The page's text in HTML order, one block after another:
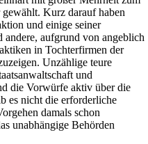
Kurz darauf haben
und einige seiner
andere, aufgrund von angeblich
in Tochterfirmen der
Unzählige teure
und
die Vorwürfe aktiv über die
es nicht die erforderliche
damals schon
unabhängige Behörden